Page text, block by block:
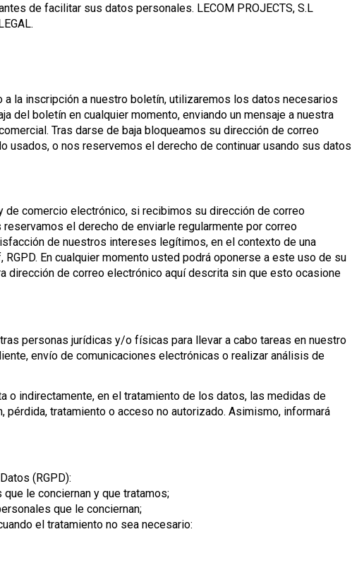
de facilitar sus datos personales. LECOM PROJECTS, S.L
a la inscripción a nuestro boletín, utilizaremos los datos necesarios
del boletín en cualquier momento, enviando un mensaje a nuestra
Tras darse de baja bloqueamos su dirección de correo
o nos reservemos el derecho de continuar usando sus datos
comercio electrónico, si recibimos su dirección de correo
el derecho de enviarle regularmente por correo
de nuestros intereses legítimos, en el contexto de una
En cualquier momento usted podrá oponerse a este uso de su
dirección de correo electrónico aquí descrita sin que esto ocasione
personas jurídicas y/o físicas para llevar a cabo tareas en nuestro
envío de comunicaciones electrónicas o realizar análisis de
o indirectamente, en el tratamiento de los datos, las medidas de
tratamiento o acceso no autorizado. Asimismo, informará
(RGPD):
le conciernan y que tratamos;
que le conciernan;
el tratamiento no sea necesario: